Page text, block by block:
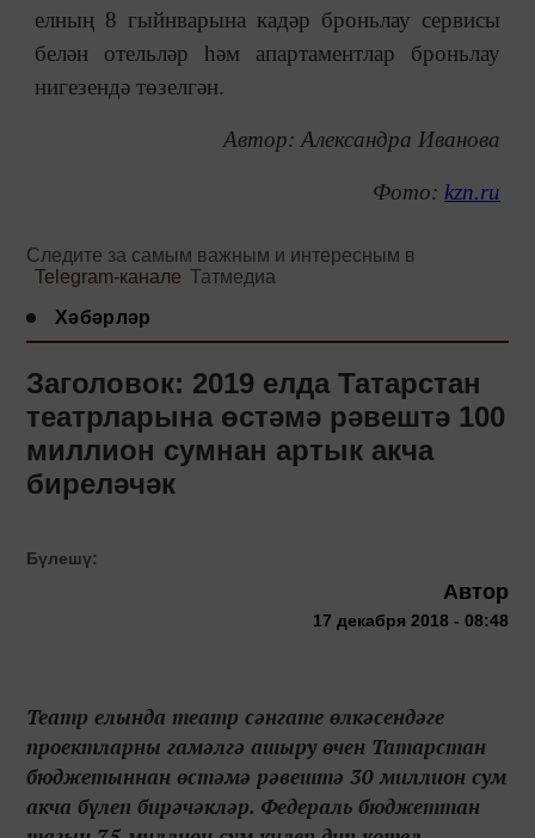
елның 8 гыйнварына кадәр броньлау сервисы
белән отельләр һәм апартаментлар броньлау
нигезендә төзелгән.
Автор: Александра Иванова
Фото: kzn.ru
Следите за самым важным и интересным в
Telegram-канале Татмедиа
Хәбәрләр
Заголовок: 2019 елда Татарстан
театрларына өстәмә рәвештә 100
миллион сумнан артык акча
биреләчәк
Бүлешү:
Автор
17 декабря 2018 - 08:48
Театр елында театр сәнгате өлкәсендәге
проектларны гамәлгә ашыру өчен Татарстан
бюджетыннан өстәмә рәвештә 30 миллион сум
акча бүлеп бирәчәкләр. Федераль бюджеттан